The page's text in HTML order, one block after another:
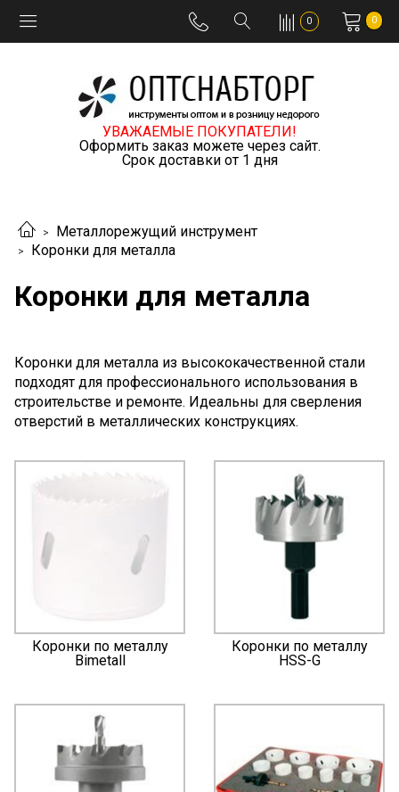
0 0
УВАЖАЕМЫЕ ПОКУПАТЕЛИ!
Оформить заказ можете через сайт.
Срок доставки от 1 дня
Металлорежущий инструмент
Коронки для металла
Коронки для металла
Коронки для металла из высококачественной стали
подходят для профессионального использования в
строительстве и ремонте. Идеальны для сверления
отверстий в металлических конструкциях.
Коронки по металлу
Bimetall
Коронки по металлу
HSS-G